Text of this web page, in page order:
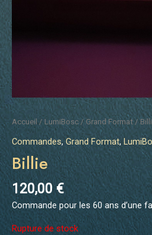
Accueil / LumiBosc/Grand Format/
Commandes,Grand Format,
Billie
120,00€
Commande pour les 60 ans d’une
Rupture de stock